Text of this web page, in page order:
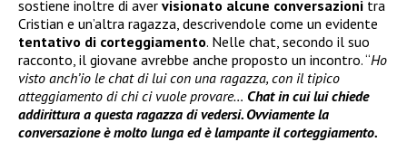
sostiene inoltre di aver visionato alcune conversazioni tra
Cristian e un’altra ragazza, descrivendole come un evidente
tentativo di corteggiamento. Nelle chat, secondo il suo
racconto, il giovane avrebbe anche proposto un incontro. “Ho
visto anch’io le chat di lui con una ragazza, con il tipico
atteggiamento di chi ci vuole provare… Chat in cui lui chiede
addirittura a questa ragazza di vedersi. Ovviamente la
conversazione è molto lunga ed è lampante il corteggiamento.